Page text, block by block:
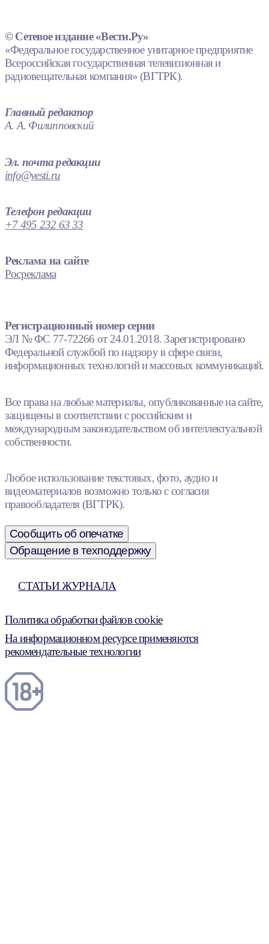
© Сетевое издание «Вести.Ру»
«Федеральное государственное унитарное предприятие
Всероссийская государственная телевизионная и
радиовещательная компания» (ВГТРК).
Главный редактор
А. А. Филипповский
Эл. почта редакции
info@vesti.ru
Телефон редакции
+7 495 232 63 33
Реклама на сайте
Росреклама
Регистрационный номер серии
ЭЛ № ФС 77-72266 от 24.01.2018. Зарегистрировано
Федеральной службой по надзору в сфере связи,
информационных технологий и массовых коммуникаций.
Все права на любые материалы, опубликованные на сайте,
защищены в соответствии с российским и
международным законодательством об интеллектуальной
собственности.
Любое использование текстовых, фото, аудио и
видеоматериалов возможно только с согласия
правообладателя (ВГТРК).
Сообщить об опечатке
Обращение в техподдержку
СТАТЬИ ЖУРНАЛА
Политика обработки файлов cookie
На информационном ресурсе применяются
рекомендательные технологии